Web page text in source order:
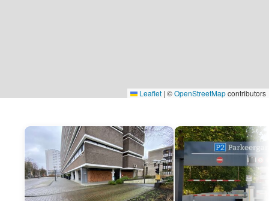
P
Leaflet | ©OpenStreetMapcontributors